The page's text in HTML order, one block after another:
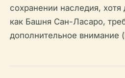
сохранении наследия, хотя
как Башня Сан-Ласаро,
дополнительное внимание (